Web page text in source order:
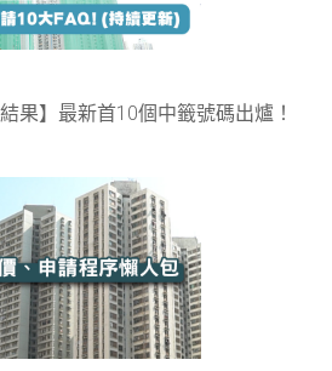
果】最新首10個中籤號碼出爐！